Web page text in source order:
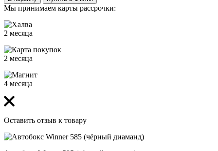
Мы принимаем карты рассрочки:
2 месяца
2 месяца
4 месяца
Оставить отзыв к товару